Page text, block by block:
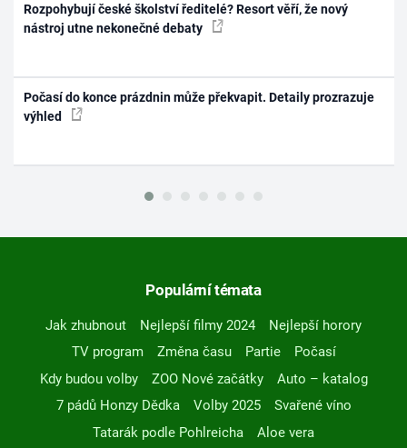
Rozpohybují české školství ředitelé? Resort věří, že nový
nástroj utne nekonečné debaty
Počasí do konce prázdnin může překvapit. Detaily prozrazuje
výhled
Populární témata
Jak zhubnout Nejlepší filmy 2024
Nejlepší horory
TV program
Změna času Partie
Počasí
Kdy budou volby
ZOO Nové začátky
Auto – katalog
7 pádů Honzy Dědka
Volby 2025
Svařené víno
Tatarák podle Pohlreicha
Aloe vera